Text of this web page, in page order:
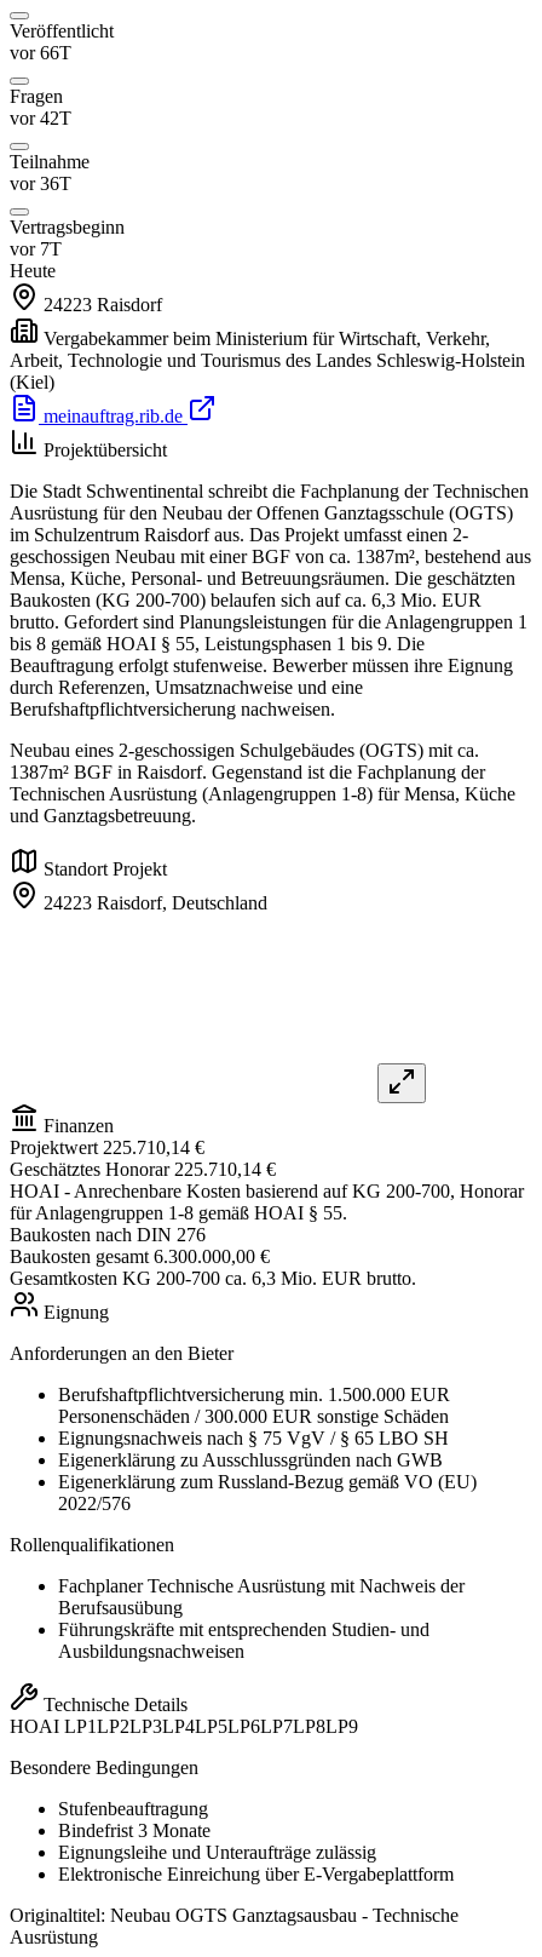
Veröffentlicht
vor 66T
Fragen
vor 42T
Teilnahme
vor 36T
Vertragsbeginn
vor 7T
Heute
24223 Raisdorf
Vergabekammer beim Ministerium für Wirtschaft, Verkehr,
Arbeit, Technologie und Tourismus des Landes Schleswig-Holstein
(Kiel)
meinauftrag.rib.de
Projektübersicht
Die Stadt Schwentinental schreibt die Fachplanung der Technischen
Ausrüstung für den Neubau der Offenen Ganztagsschule (OGTS)
im Schulzentrum Raisdorf aus. Das Projekt umfasst einen 2-
geschossigen Neubau mit einer BGF von ca. 1387m², bestehend aus
Mensa, Küche, Personal- und Betreuungsräumen. Die geschätzten
Baukosten (KG 200-700) belaufen sich auf ca. 6,3 Mio. EUR
brutto. Gefordert sind Planungsleistungen für die Anlagengruppen 1
bis 8 gemäß HOAI § 55, Leistungsphasen 1 bis 9. Die
Beauftragung erfolgt stufenweise. Bewerber müssen ihre Eignung
durch Referenzen, Umsatznachweise und eine
Berufshaftpflichtversicherung nachweisen.
Neubau eines 2-geschossigen Schulgebäudes (OGTS) mit ca.
1387m² BGF in Raisdorf. Gegenstand ist die Fachplanung der
Technischen Ausrüstung (Anlagengruppen 1-8) für Mensa, Küche
und Ganztagsbetreuung.
Standort Projekt
24223 Raisdorf, Deutschland
Finanzen
Projektwert 225.710,14 €
Geschätztes Honorar 225.710,14 €
HOAI - Anrechenbare Kosten basierend auf KG 200-700, Honorar
für Anlagengruppen 1-8 gemäß HOAI § 55.
Baukosten nach DIN 276
Baukosten gesamt 6.300.000,00 €
Gesamtkosten KG 200-700 ca. 6,3 Mio. EUR brutto.
Eignung
Anforderungen an den Bieter
Berufshaftpflichtversicherung min. 1.500.000 EUR
Personenschäden / 300.000 EUR sonstige Schäden
Eignungsnachweis nach § 75 VgV / § 65 LBO SH
Eigenerklärung zu Ausschlussgründen nach GWB
Eigenerklärung zum Russland-Bezug gemäß VO (EU)
2022/576
Rollenqualifikationen
Fachplaner Technische Ausrüstung mit Nachweis der
Berufsausübung
Führungskräfte mit entsprechenden Studien- und
Ausbildungsnachweisen
Technische Details
HOAI LP1LP2LP3LP4LP5LP6LP7LP8LP9
Besondere Bedingungen
Stufenbeauftragung
Bindefrist 3 Monate
Eignungsleihe und Unteraufträge zulässig
Elektronische Einreichung über E-Vergabeplattform
Originaltitel: Neubau OGTS Ganztagsausbau - Technische
Ausrüstung